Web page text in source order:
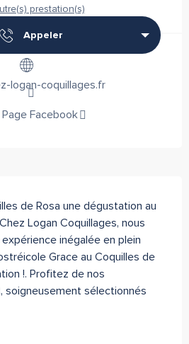
prestation(s)
Appeler
logan-coquillages.fr
Page Facebook
de Rosa une dégustation au
Logan Coquillages, nous
inégalée en plein
Grace au Coquilles de
!. Profitez de nos
soigneusement sélectionnés